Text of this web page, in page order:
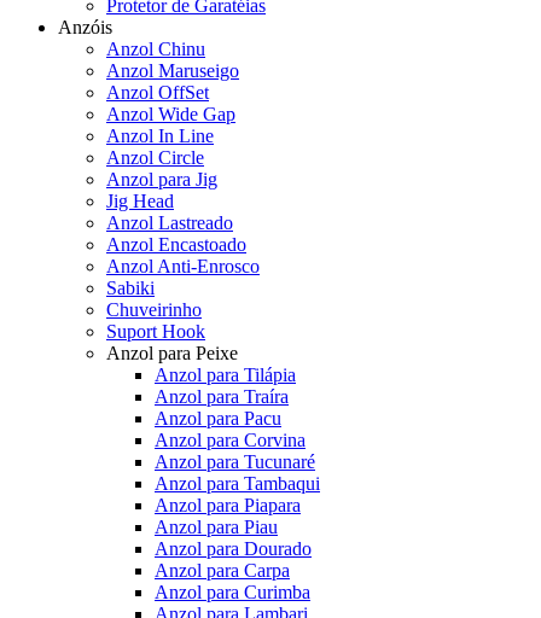
Protetor de Garatéias
Anzóis
Anzol Chinu
Anzol Maruseigo
Anzol OffSet
Anzol Wide Gap
Anzol In Line
Anzol Circle
Anzol para Jig
Jig Head
Anzol Lastreado
Anzol Encastoado
Anzol Anti-Enrosco
Sabiki
Chuveirinho
Suport Hook
Anzol para Peixe
Anzol para Tilápia
Anzol para Traíra
Anzol para Pacu
Anzol para Corvina
Anzol para Tucunaré
Anzol para Tambaqui
Anzol para Piapara
Anzol para Piau
Anzol para Dourado
Anzol para Carpa
Anzol para Curimba
Anzol para Lambari